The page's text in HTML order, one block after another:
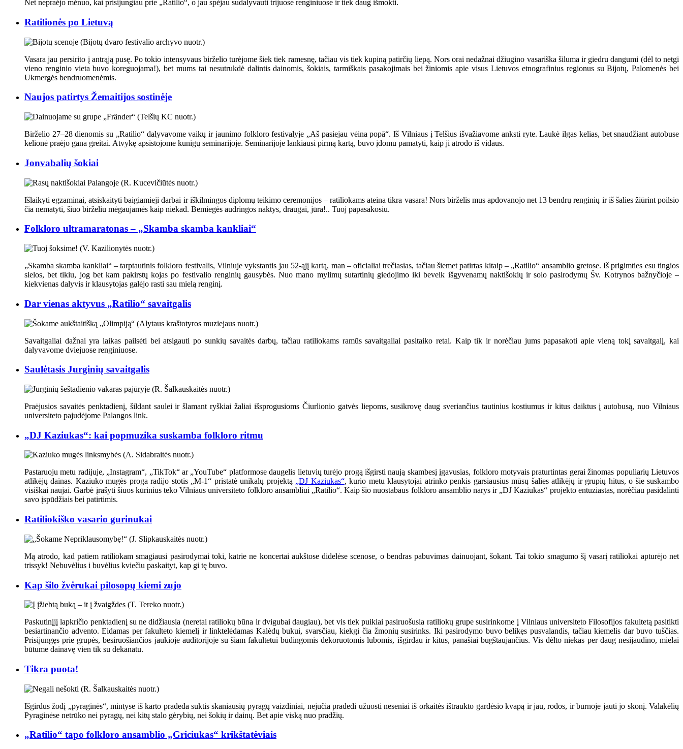
Net nepraėjo mėnuo, kai prisijungiau prie „Ratilio“, o jau spėjau sudalyvauti trijuose renginiuose ir tiek daug išmokti.
Ratilionės po Lietuvą
Vasara jau persirito į antrąją pusę. Po tokio intensyvaus birželio turėjome šiek tiek ramesnę, tačiau vis tiek kupiną patirčių liepą. Nors orai nedažnai džiugino vasariška šiluma ir giedru dangumi (dėl to netgi
vieno renginio vieta buvo koreguojama!), bet mums tai nesutrukdė dalintis dainomis, šokiais, tarmiškais pasakojimais bei žiniomis apie visus Lietuvos etnografinius regionus su Bijotų, Palomenės bei
Ukmergės bendruomenėmis.
Naujos patirtys Žemaitijos sostinėje
Birželio 27–28 dienomis su „Ratilio“ dalyvavome vaikų ir jaunimo folkloro festivalyje „Aš pasiejau vėina popā“. Iš Vilniaus į Telšius išvažiavome anksti ryte. Laukė ilgas kelias, bet snaudžiant autobuse
kelionė praėjo gana greitai. Atvykę apsistojome kunigų seminarijoje. Seminarijoje lankiausi pirmą kartą, buvo įdomu pamatyti, kaip ji atrodo iš vidaus.
Jonvabalių šokiai
Išlaikyti egzaminai, atsiskaityti baigiamieji darbai ir iškilmingos diplomų teikimo ceremonijos – ratiliokams ateina tikra vasara! Nors birželis mus apdovanojo net 13 bendrų renginių ir iš šalies žiūrint poilsio
čia nematyti, šiuo birželiu mėgaujamės kaip niekad. Bemiegės audringos naktys, draugai, jūra!.. Tuoj papasakosiu.
Folkloro ultramaratonas – „Skamba skamba kankliai“
„Skamba skamba kankliai“ – tarptautinis folkloro festivalis, Vilniuje vykstantis jau 52-ąjį kartą, man – oficialiai trečiasias, tačiau šiemet patirtas kitaip – „Ratilio“ ansamblio gretose. Iš prigimties esu tingios
sielos, bet tikiu, jog bet kam pakirstų kojas po festivalio renginių gausybės. Nuo mano mylimų sutartinių giedojimo iki beveik išgyvenamų naktišokių ir solo pasirodymų Šv. Kotrynos bažnyčioje –
kiekvienas dalyvis ir klausytojas galėjo rasti sau mielą renginį.
Dar vienas aktyvus „Ratilio“ savaitgalis
Savaitgaliai dažnai yra laikas pailsėti bei atsigauti po sunkių savaitės darbų, tačiau ratiliokams ramūs savaitgaliai pasitaiko retai. Kaip tik ir norėčiau jums papasakoti apie vieną tokį savaitgalį, kai
dalyvavome dviejuose renginiuose.
Saulėtasis Jurginių savaitgalis
Praėjusios savaitės penktadienį, šildant saulei ir šlamant ryškiai žaliai išsprogusioms Čiurlionio gatvės liepoms, susikrovę daug sveriančius tautinius kostiumus ir kitus daiktus į autobusą, nuo Vilniaus
universiteto pajudėjome Palangos link.
„DJ Kaziukas“: kai popmuzika suskamba folkloro ritmu
Pastaruoju metu radijuje, „Instagram“, „TikTok“ ar „YouTube“ platformose daugelis lietuvių turėjo progą išgirsti naują skambesį įgavusias, folkloro motyvais praturtintas gerai žinomas populiarių Lietuvos
atlikėjų dainas. Kaziuko mugės proga radijo stotis „M-1“ pristatė unikalų projektą „DJ Kaziukas“, kurio metu klausytojai atrinko penkis garsiausius mūsų šalies atlikėjų ir grupių hitus, o šie suskambo
visiškai naujai. Garbė įrašyti šiuos kūrinius teko Vilniaus universiteto folkloro ansambliui „Ratilio“. Kaip šio nuostabaus folkloro ansamblio narys ir „DJ Kaziukas“ projekto entuziastas, norėčiau pasidalinti
savo įspūdžiais bei patirtimis.
Ratiliokiško vasario gurinukai
Mą atrodo, kad patiem ratiliokam smagiausi pasirodymai toki, katrie ne koncertai aukštose didelėse scenose, o bendras pabuvimas dainuojant, šokant. Tai tokio smagumo šį vasarį ratiliokai apturėjo net
trissyk! Nebuvėlius i buvėlius kviečiu paskaityt, kap gi tę buvo.
Kap šilo žvėrukai pilosopų kiemi zujo
Paskutinįjį lapkričio penktadienį su ne didžiausia (neretai ratiliokų būna ir dvigubai daugiau), bet vis tiek puikiai pasiruošusia ratiliokų grupe susirinkome į Vilniaus universiteto Filosofijos fakultetą pasitikti
besiartinančio advento. Eidamas per fakulteto kiemelį ir linktelėdamas Kalėdų bukui, svarsčiau, kiekgi čia žmonių susirinks. Iki pasirodymo buvo belikęs pusvalandis, tačiau kiemelis dar buvo tuščias.
Prisijungęs prie grupės, besiruošiančios jaukioje auditorijoje su šiam fakultetui būdingomis dekoruotomis lubomis, išgirdau ir kitus, panašiai būgštaujančius. Vis dėlto niekas per daug nesijaudino, mielai
būtume dainavę vien tik su dekanatu.
Tikra puota!
Išgirdus žodį „pyraginės“, mintyse iš karto pradeda suktis skaniausių pyragų vaizdiniai, nejučia pradedi užuosti neseniai iš orkaitės ištraukto gardėsio kvapą ir jau, rodos, ir burnoje jauti jo skonį. Valakėlių
Pyraginėse netrūko nei pyragų, nei kitų stalo gėrybių, nei šokių ir dainų. Bet apie viską nuo pradžių.
„Ratilio“ tapo folkloro ansamblio „Griciukas“ krikštatėviais